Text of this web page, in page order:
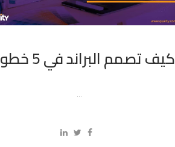
كيف تصمم البراند في 5 خطوات
...